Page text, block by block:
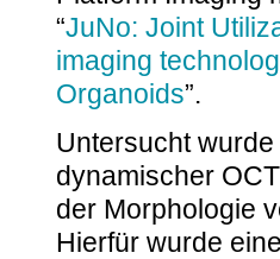
“JuNo: Joint
imaging
Organoids”.
Untersucht
dynamischer
der Morphologie
Hierfür wurde